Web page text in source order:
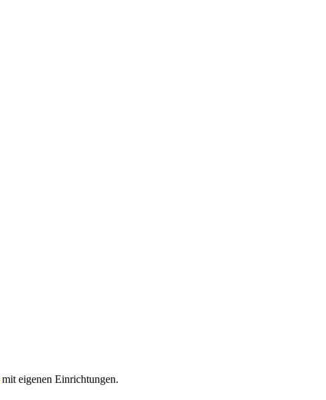
mit eigenen Einrichtungen.